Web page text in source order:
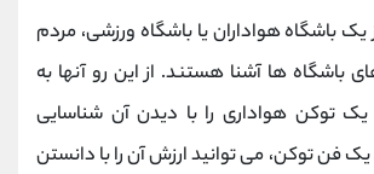
باشگاه هواداران یا باشگاه ورزشی، مردم
باشگاه ها آشنا هستند. از این رو آنها به
یک توکن هواداری را با دیدن آن شناسایی
فن توکن، می توانید ارزش آن را با دانستن